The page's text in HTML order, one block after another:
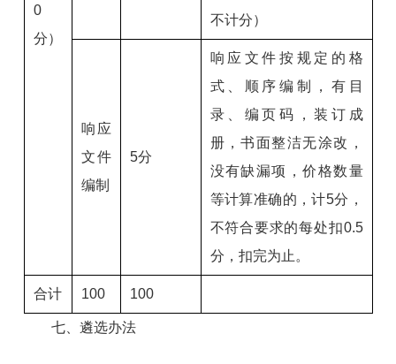
0
分）
不计分）
响应
文件
编制
5分
响应文件按规定的格
式、顺序编制，有目
录、编页码，装订成
册，书面整洁无涂改，
没有缺漏项，价格数量
等计算准确的，计5分，
不符合要求的每处扣0.5
分，扣完为止。
合计 100 100
七、遴选办法